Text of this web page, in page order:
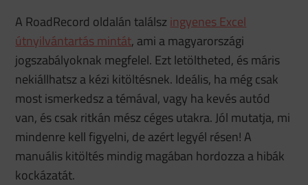
A RoadRecord oldalán találszingyenes Excel
útnyilvántartás mintát, ami a magyarországi
jogszabályoknak megfelel. Ezt letöltheted, és máris
nekiállhatsz a kézi kitöltésnek. Ideális, ha még csak
most ismerkedsz a témával, vagy ha kevés autód
van, és csak ritkán mész céges utakra. Jól mutatja, mi
mindenre kell figyelni, de azért legyél résen! A
manuális kitöltés mindig magában hordozza a hibák
kockázatát.